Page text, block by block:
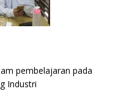
pembelajaran pada
Industri